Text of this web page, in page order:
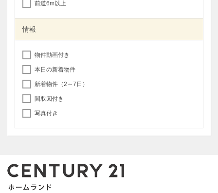
前道6m以上
情報
物件動画付き
本日の新着物件
新着物件（2～7日）
間取図付き
写真付き